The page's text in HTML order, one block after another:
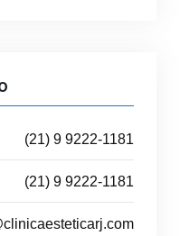
(21) 9 9222-1181
(21) 9 9222-1181